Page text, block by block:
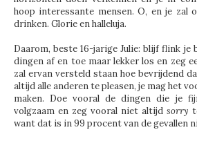
hoop interessante mensen. O, en je zal
drinken. Glorie en halleluja.
Daarom, beste 16-jarige Julie: blijf flink je
dingen af en toe maar lekker los en zeg
zal ervan versteld staan hoe bevrijdend
altijd alle anderen te pleasen, je mag het
maken. Doe vooral de dingen die je
volgzaam en zeg vooral niet altijd sorry
want dat is in 99 procent van de gevallen